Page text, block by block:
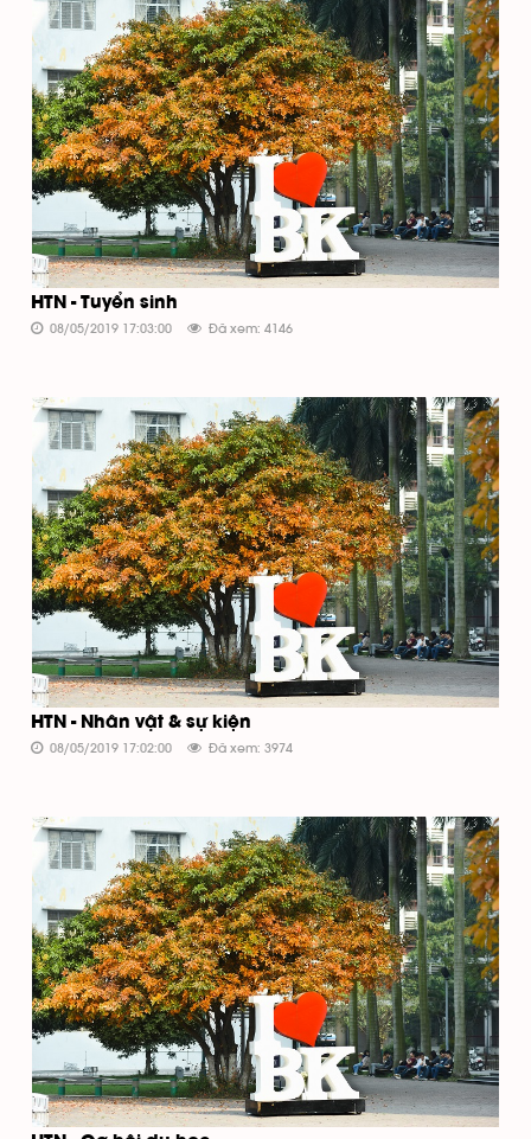
HTN - Tuyển sinh
08/05/2019 17:03:00 Đã xem: 4146
HTN - Nhân vật & sự kiện
08/05/2019 17:02:00 Đã xem: 3974